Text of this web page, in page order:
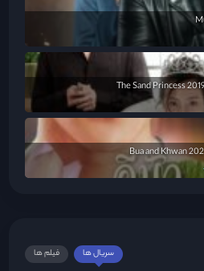
فیلم ها سریال ها